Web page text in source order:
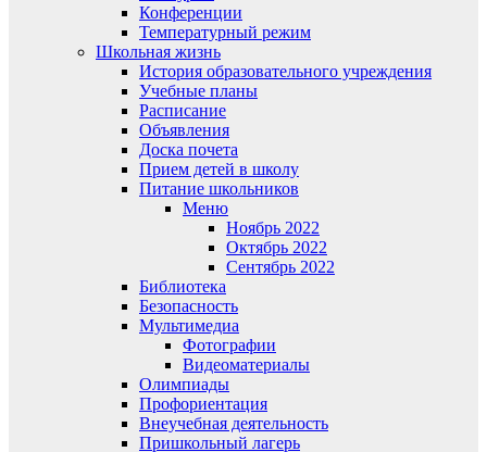
Конференции
Температурный режим
Школьная жизнь
История образовательного учреждения
Учебные планы
Расписание
Объявления
Доска почета
Прием детей в школу
Питание школьников
Меню
Ноябрь 2022
Октябрь 2022
Сентябрь 2022
Библиотека
Безопасность
Мультимедиа
Фотографии
Видеоматериалы
Олимпиады
Профориентация
Внеучебная деятельность
Пришкольный лагерь